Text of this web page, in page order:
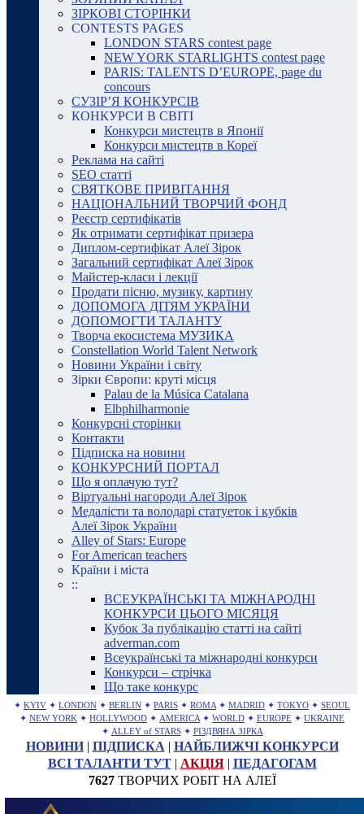
ЗІРКОВІ СТОРІНКИ
CONTESTS PAGES
LONDON STARS contest page
NEW YORK STARLIGHTS contest page
PARIS: TALENTS D’EUROPE, page du
concours
СУЗІР’Я КОНКУРСІВ
КОНКУРСИ В СВІТІ
Конкурси мистецтв в Японії
Конкурси мистецтв в Кореї
Реклама на сайті
SEO статті
СВЯТКОВЕ ПРИВІТАННЯ
НАЦІОНАЛЬНИЙ ТВОРЧИЙ ФОНД
Реєстр сертифікатів
Як отримати сертифікат призера
Диплом-сертифікат Алеї Зірок
Загальний сертифікат Алеї Зірок
Майстер-класи і лекції
Продати пісню, музику, картину
ДОПОМОГА ДІТЯМ УКРАЇНИ
ДОПОМОГТИ ТАЛАНТУ
Творча екосистема МУЗИКА
Constellation World Talent Network
Новини України і світу
Зірки Європи: круті місця
Palau de la Música Catalana
Elbphilharmonie
Конкурсні сторінки
Контакти
Підписка на новини
КОНКУРСНИЙ ПОРТАЛ
Що я оплачую тут?
Віртуальні нагороди Алеї Зірок
Медалісти та володарі статуеток і кубків
Алеї Зірок України
Alley of Stars: Europe
For American teachers
Країни і міста
::
ВСЕУКРАЇНСЬКІ ТА МІЖНАРОДНІ
КОНКУРСИ ЦЬОГО МІСЯЦЯ
Кубок За публікацію статті на сайті
adverman.com
Всеукраїнські та міжнародні конкурси
Конкурси – стрічка
Що таке конкурс
✦ KYIV ✦ LONDON ✦ BERLIN ✦ PARIS ✦ ROMA ✦ MADRID ✦ TOKYO ✦ SEOUL
✦ NEW YORK ✦ HOLLYWOOD ✦ AMERICA ✦ WORLD ✦ EUROPE ✦ UKRAINE
✦ ALLEY of STARS ✦ РІЗДВЯНА ЗІРКА
НОВИНИ| ПІДПИСКА | НАЙБЛИЖЧІ КОНКУРСИ
ВСІ ТАЛАНТИ ТУТ| АКЦІЯ| ПЕДАГОГАМ
7627ТВОРЧИХ РОБІТ НА АЛЕЇ